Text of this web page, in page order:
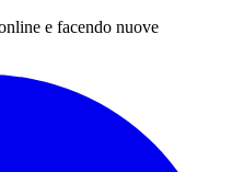
e facendo nuove